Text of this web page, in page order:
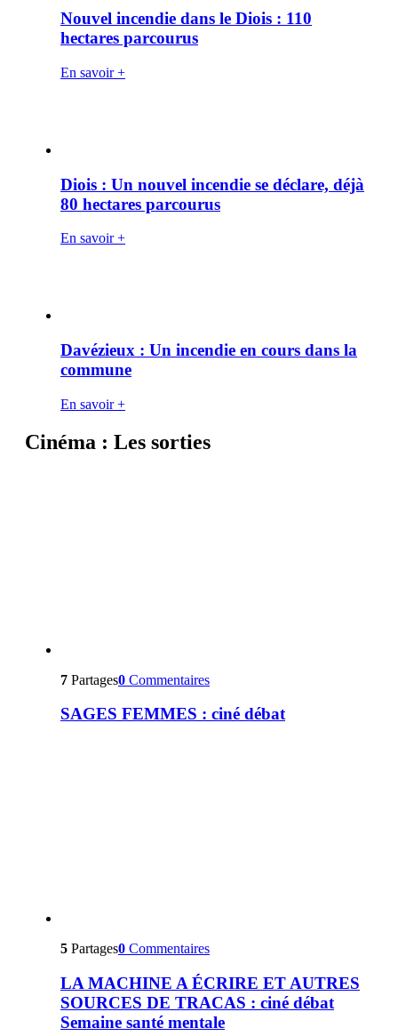
Nouvel incendie dans le Diois : 110
hectares parcourus
En savoir +
Diois : Un nouvel incendie se déclare, déjà
80 hectares parcourus
En savoir +
Davézieux : Un incendie en cours dans la
commune
En savoir +
Cinéma : Les sorties
7 Partages0 Commentaires
SAGES FEMMES : ciné débat
5 Partages0 Commentaires
LA MACHINE A ÉCRIRE ET AUTRES
SOURCES DE TRACAS : ciné débat
Semaine santé mentale